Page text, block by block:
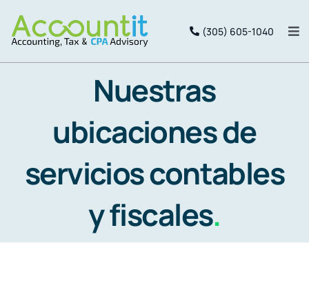
Saltar
contenido
(305) 605-1040
Services
Package
Nuestras
ubicaciones de
servicios contables
y fiscales.